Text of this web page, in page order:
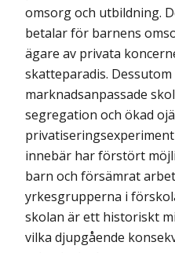
omsorg och utbildning.
betalar för barnens
ägare av privata
skatteparadis. Dessutom
marknadsanpassade
segregation och ökad
innebär har förstört
barn och försämrat
yrkesgrupperna i
skolan är ett historiskt
vilka djupgående